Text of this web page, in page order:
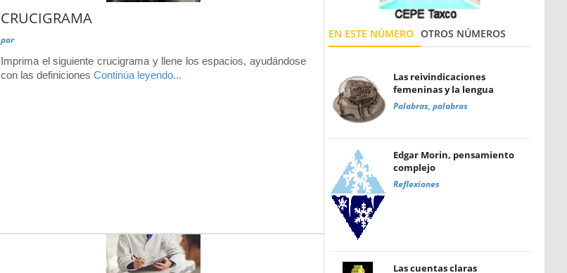
CRUCIGRAMA
por
Imprima el siguiente crucigrama y llene los espacios, ayudándose
con las definiciones Continúa leyendo...
EN ESTE NÚMERO OTROS NÚMEROS
Las reivindicaciones
femeninas y la lengua
Palabras, palabras
Edgar Morin, pensamiento
complejo
Reflexiones
Las cuentas claras